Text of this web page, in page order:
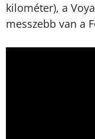
kilométer), a
messzebb van a